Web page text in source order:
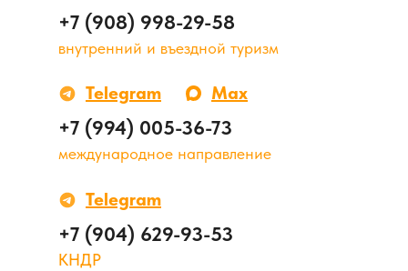
+7 (908) 998-29-58
Telegram
Telegram
+7 (994) 005-36-73
+7 (904) 629-93-53
международное направление
внутренний и въездной туризм
КНДР
Max